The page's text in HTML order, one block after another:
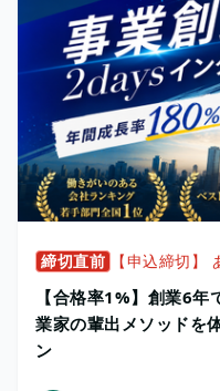
締切直前 【申込締切】
【合格率1%】創業6
業家の輩出メソッドを
ン